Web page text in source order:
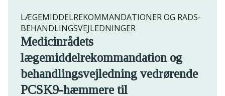
LÆGEMIDDELREKOMMANDATIONER OG RADS-
BEHANDLINGSVEJLEDNINGER
Medicinrådets
lægemiddelrekommandation og
behandlingsvejledning vedrørende
PCSK9-hæmmere til